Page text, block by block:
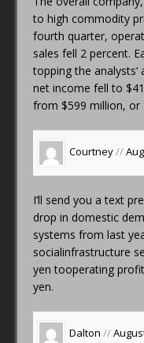
to high commodity
fourth quarter,
sales fell 2 percent.
topping the
net income fell to
from $599 million, or
Courtney//
I’ll send you a text
drop in domestic
systems from last
socialinfrastructure
yen tooperating
yen.
Dalton //